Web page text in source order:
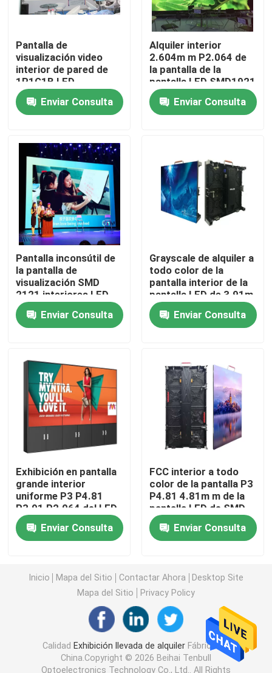
Hogar
Productos
Sobre nosotros
Tour por la fábrica
Control de calidad
Contáctenos
Noticias
Exhibición llevada de alquiler
Pantalla creativa de la pantalla LED
Pantalla al aire libre de la pantalla LED
Pantalla del estadio LED
pantalla led de interior
Pantalla curvada del LED
Módulos de la pantalla del LED
Pantalla de
visualización video
interior de pared de
1R1G1B LED
SMD2727 a todo color
3m mEnviar Consulta
Alquiler interior
2.604m m P2.064 de
la pantalla de la
pantalla LED SMD1921
para la familia
Enviar Consulta
Pantalla inconsútil de
la pantalla de
visualización SMD
2121 interiores LED
de la pared de P4.81
P3.91 LEDEnviar Consulta
Grayscale de alquiler a
todo color de la
pantalla interior de la
pantalla LED de 3.91m
m P3.91 SMD
Enviar Consulta
Exhibición en pantalla
grande interior
uniforme P3 P4.81
P3.91 P2.064 del LED
Enviar Consulta
FCC interior a todo
color de la pantalla P3
P4.81 4.81m m de la
pantalla LED de SMD
Enviar Consulta
Inicio Mapa del Sitio Contactar Ahora
Desktop Site
Mapa del Sitio
Privacy Policy
Calidad Exhibición llevada de alquiler Fábrica De
China.Copyright © 2026 Beihai Tenbull
Optoelectronics Technology Co., Ltd.. All Rights